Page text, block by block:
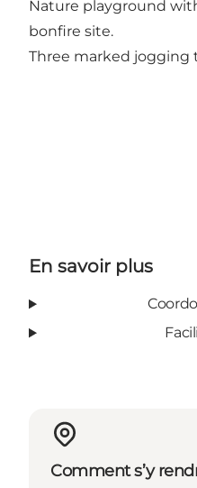
Nature playground
bonfire site.
Three marked jogging
En savoir plus
Comment s’y